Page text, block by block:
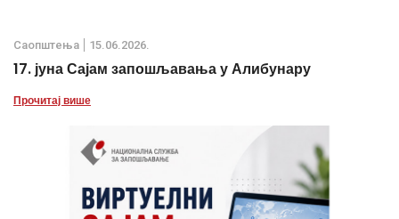
Саопштења 15.06.2026.
17. јуна Сајам запошљавања у Алибунару
Прочитај више